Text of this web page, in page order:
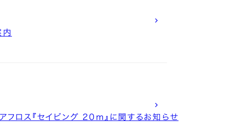
内
フロス『セイビング 20m』に関するお知らせ